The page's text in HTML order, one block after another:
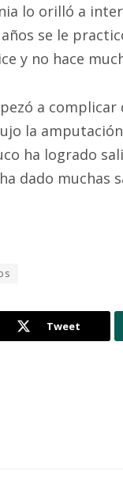
lo orilló a
se le
y no hace
a
la
ha logrado
dado muchas
Tweet